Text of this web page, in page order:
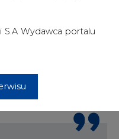
S.A Wydawca portalu
podkreślił, iż "jest w
odbierającymi
niemieckich".